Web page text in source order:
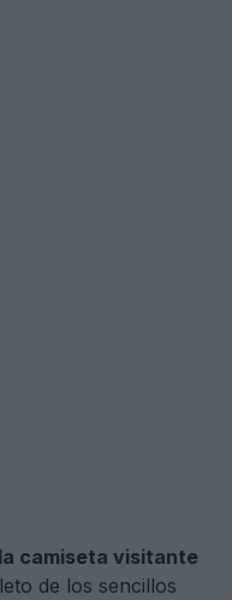
camiseta visitante
de los sencillos